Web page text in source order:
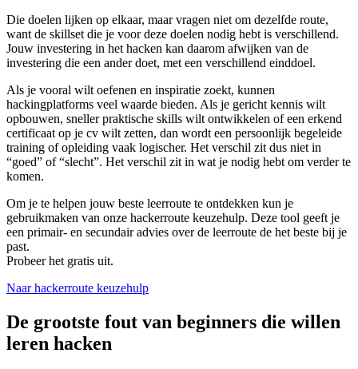
Die doelen lijken op elkaar, maar vragen niet om dezelfde route,
want de skillset die je voor deze doelen nodig hebt is verschillend.
Jouw investering in het hacken kan daarom afwijken van de
investering die een ander doet, met een verschillend einddoel.
Als je vooral wilt oefenen en inspiratie zoekt, kunnen
hackingplatforms veel waarde bieden. Als je gericht kennis wilt
opbouwen, sneller praktische skills wilt ontwikkelen of een erkend
certificaat op je cv wilt zetten, dan wordt een persoonlijk begeleide
training of opleiding vaak logischer. Het verschil zit dus niet in
“goed” of “slecht”. Het verschil zit in wat je nodig hebt om verder te
komen.
Om je te helpen jouw beste leerroute te ontdekken kun je
gebruikmaken van onze hackerroute keuzehulp. Deze tool geeft je
een primair- en secundair advies over de leerroute de het beste bij je
past.
Probeer het gratis uit.
Naar hackerroute keuzehulp
De grootste fout van beginners die willen
leren hacken